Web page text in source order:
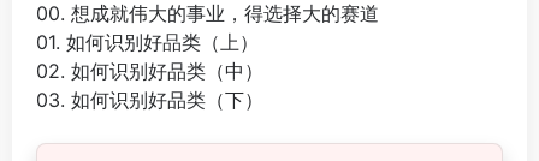
00. 想成就伟大的事业，得选择大的赛道
01. 如何识别好品类（上）
02. 如何识别好品类（中）
03. 如何识别好品类（下）